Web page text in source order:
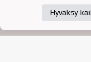
Tietosuojaseloste
Hyväksy